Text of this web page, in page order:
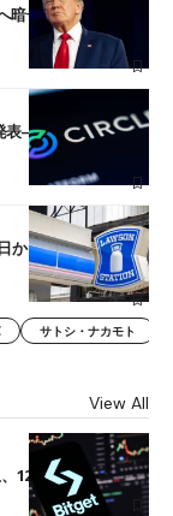
号資産事業の売却
表――ブラックロッ
からJPYCやUSDC対
サトシ・ナカモト
View All
12月末に強制決済